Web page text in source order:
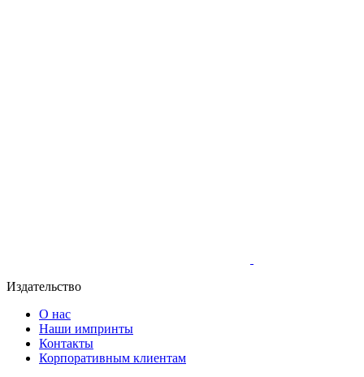
Издательство
О нас
Наши импринты
Контакты
Корпоративным клиентам